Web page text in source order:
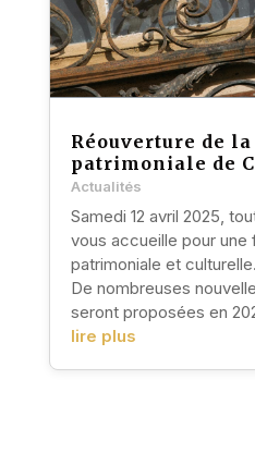
Réouverture de
patrimoniale de
Actualités
Samedi 12 avril 2025,
vous accueille pour une
patrimoniale et culturelle.
De nombreuses
seront proposées en
lire plus